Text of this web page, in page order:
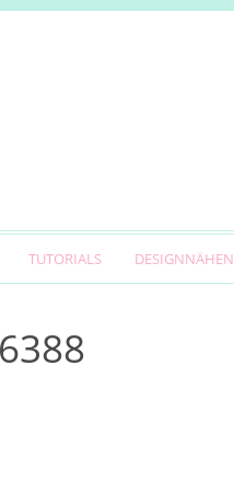
TUTORIALS DESIGNNÄHEN